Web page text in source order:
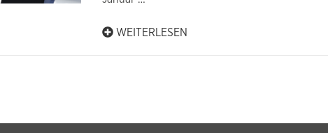
WEITERLESEN